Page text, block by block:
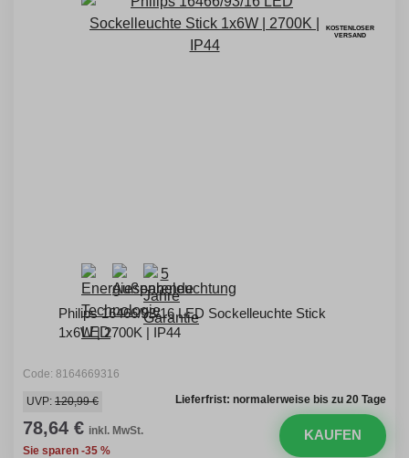
KOSTENLOSER
VERSAND
Philips 16466/93/16 LED Sockelleuchte Stick
1x6W | 2700K | IP44
Code: 8164669316
Lieferfrist: normalerweise bis zu 20 Tage
UVP: 120,99 €
78,64 € inkl. MwSt.
Sie sparen -35 %
KAUFEN